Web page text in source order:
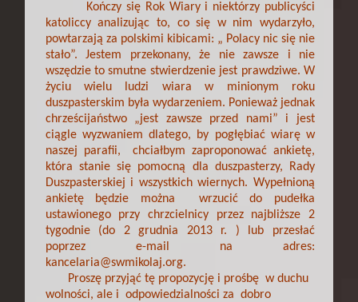
Kończy się Rok Wiary i niektórzy publicyści
katoliccy analizując to, co się w nim wydarzyło,
powtarzają za polskimi kibicami: „ Polacy nic się nie
stało”. Jestem przekonany, że nie zawsze i nie
wszędzie to smutne stwierdzenie jest prawdziwe. W
życiu wielu ludzi wiara w minionym roku
duszpasterskim była wydarzeniem. Ponieważ jednak
chrześcijaństwo „jest zawsze przed nami” i jest
ciągle wyzwaniem dlatego, by pogłębiać wiarę w
naszej parafii, chciałbym zaproponować ankietę,
która stanie się pomocną dla duszpasterzy, Rady
Duszpasterskiej i wszystkich wiernych. Wypełnioną
ankietę będzie można wrzucić do pudełka
ustawionego przy chrzcielnicy przez najbliższe 2
tygodnie (do 2 grudnia 2013 r. ) lub przesłać
poprzez e-mail na adres:
kancelaria@swmikolaj.org.
Proszę przyjąć tę propozycję i prośbę w duchu
wolności, ale i odpowiedzialności za dobro